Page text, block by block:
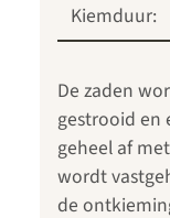
Kiemduur:
De zaden
gestrooid en
geheel af
wordt
de